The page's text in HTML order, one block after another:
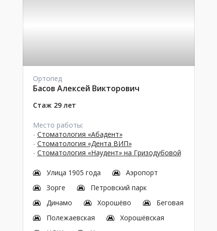
Ортопед
Басов Алексей Викторович
Стаж 29 лет
Место работы:
- Стоматология «Абадент»
- Стоматология «Дента ВИП»
- Стоматология «Наудент» на Гризодубовой
Улица 1905 года
Аэропорт
Зорге
Петровский парк
Динамо
Хорошёво
Беговая
Полежаевская
Хорошёвская